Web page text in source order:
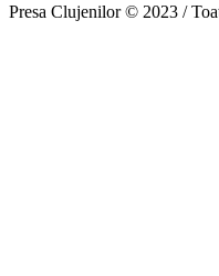
Presa Clujenilor © 2023 /